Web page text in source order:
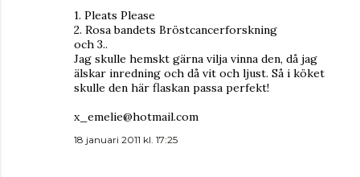
1. Pleats Please
2. Rosa bandets Bröstcancerforskning
och 3..
Jag skulle hemskt gärna vilja vinna den, då jag
älskar inredning och då vit och ljust. Så i köket
skulle den här flaskan passa perfekt!
x_emelie@hotmail.com
18 januari 2011 kl. 17:25